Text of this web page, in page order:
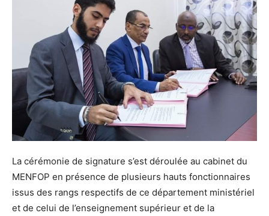
La cérémonie de signature s’est déroulée au cabinet du
MENFOP en présence de plusieurs hauts fonctionnaires
issus des rangs respectifs de ce département ministériel
et de celui de l’enseignement supérieur et de la